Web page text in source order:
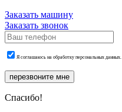
Заказать машину
Заказать звонок
Я соглашаюсь на обработку персональных данных.
перезвоните мне
Спасибо!